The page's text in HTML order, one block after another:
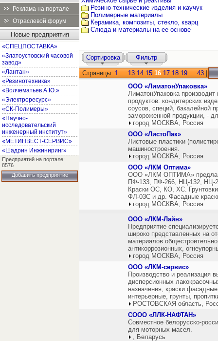
Реклама на портале
Отраслевой форум
Новые предприятия
«СПЕЦПОСТАВКА»
«Златоустовский часовой
завод»
«Лантан»
«Резинотехника»
«Волчематьев А.Ю.»
«Электроресурс»
«СК-Полимеры»
«Научно-
исследовательский
инженерный институт»
«МЕТИНВЕСТ-СЕРВИС»
«Шадрин Инжиниринг»
Предприятий на портале:
8576
Добавить предприятие
Резино-технические изделия и каучук
Полимерные материалы
Керамика, композиты, стекло, кварц
Слюда и материалы на ее основе
Сортировка Фильтр
Страницы: 1 ... 13 14 15 16 17 18 19 ... 43
ООО «ЛиматонУпаковка»
ЛиматонУпаковка
продуктов: кондитерских
соусов, специй, бакалейной
замороженной продукции, -
город МОСКВА, Россия
ООО «ЛистоПак»
Листовые пластики
машиностроения.
город МОСКВА, Россия
ООО «ЛКМ Оптима»
ООО «ЛКМ ОПТИМА»
ПФ-133, ПФ-266, НЦ-132, НЦ-
Краски ОС, КО, ХС.
ФЛ-03С и др. Фасадные
город МОСКВА, Россия
ООО «ЛКМ-Лайн»
Предприятие
широко представленных на
материалов
антикоррозионных,
город МОСКВА, Россия
ООО «ЛКМ-сервис»
Производство и реализация
дисперсионных
назначения, краски
интерьерные, грунты,
РОСТОВСКАЯ область,
СООО «ЛЛК-НАФТАН»
Совместное белорусско-
для моторных масел.
, Беларусь